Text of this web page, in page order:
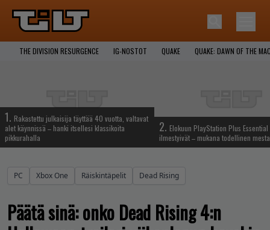
THE DIVISION RESURGENCE IG-NOSTOT QUAKE QUAKE: DAWN OF THE
1. Rakastettu julkaisija täyttää 40 vuotta, valtavat
alet käynnissä – hanki itsellesi klassikoita
pikkurahalla
2. Elokuun PlayStation Plus
ilmestyivät – mukana todellinen
PC Xbox One Räiskintäpelit Dead Rising
Päätä sinä: onko Dead Rising 4:n